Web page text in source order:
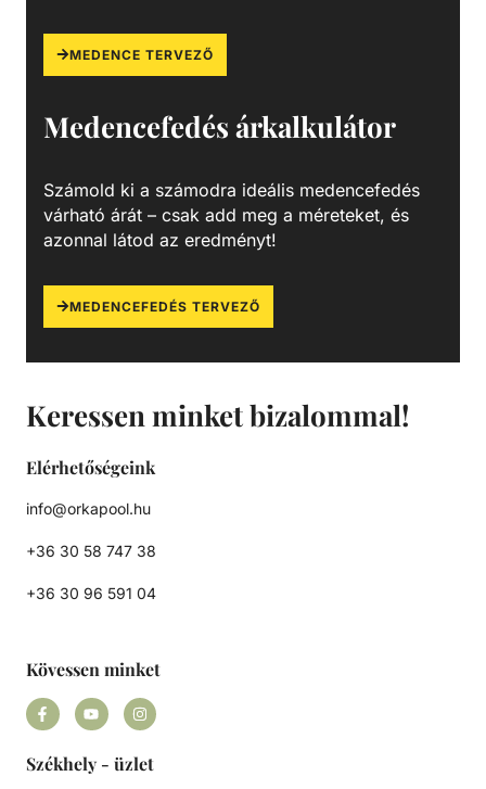
Keressen minket bizalommal!
Elérhetőségeink
info@orkapool.hu
+36 30 58 747 38
+36 30 96 591 04
Kövessen minket
Székhely - üzlet
MEDENCE TERVEZŐ
Medencefedés árkalkulátor
Számold ki a számodra ideális medencefedés
várható árát – csak add meg a méreteket, és
azonnal látod az eredményt!
MEDENCEFEDÉS TERVEZŐ